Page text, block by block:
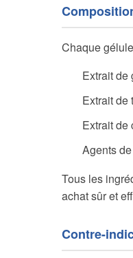
Chaque
Extrait de
Extrait de
Extrait de
Agents
Tous les
achat sûr et
Contre-